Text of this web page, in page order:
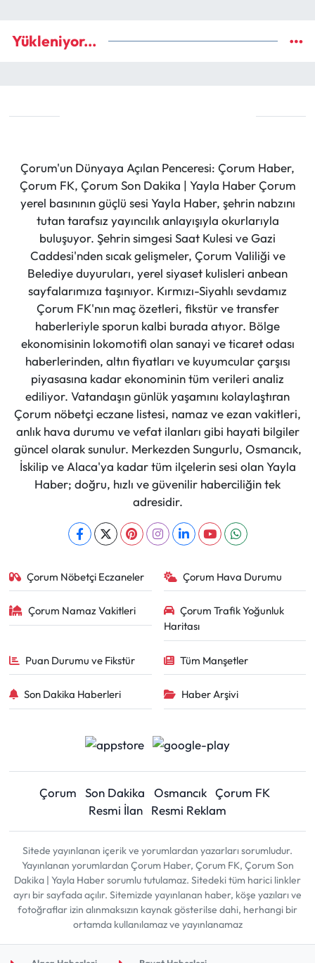
Yükleniyor...
Çorum'un Dünyaya Açılan Penceresi: Çorum Haber,
Çorum FK, Çorum Son Dakika | Yayla Haber Çorum
yerel basınının güçlü sesi Yayla Haber, şehrin nabzını
tutan tarafsız yayıncılık anlayışıyla okurlarıyla
buluşuyor. Şehrin simgesi Saat Kulesi ve Gazi
Caddesi'nden sıcak gelişmeler, Çorum Valiliği ve
Belediye duyuruları, yerel siyaset kulisleri anbean
sayfalarımıza taşınıyor. Kırmızı-Siyahlı sevdamız
Çorum FK'nın maç özetleri, fikstür ve transfer
haberleriyle sporun kalbi burada atıyor. Bölge
ekonomisinin lokomotifi olan sanayi ve ticaret odası
haberlerinden, altın fiyatları ve kuyumcular çarşısı
piyasasına kadar ekonominin tüm verileri analiz
ediliyor. Vatandaşın günlük yaşamını kolaylaştıran
Çorum nöbetçi eczane listesi, namaz ve ezan vakitleri,
anlık hava durumu ve vefat ilanları gibi hayati bilgiler
güncel olarak sunulur. Merkezden Sungurlu, Osmancık,
İskilip ve Alaca'ya kadar tüm ilçelerin sesi olan Yayla
Haber; doğru, hızlı ve güvenilir haberciliğin tek
adresidir.
Çorum Nöbetçi Eczaneler Çorum Hava Durumu
Çorum Namaz Vakitleri
Çorum Trafik Yoğunluk
Haritası
Puan Durumu ve Fikstür Tüm Manşetler
Son Dakika Haberleri Haber Arşivi
Çorum Son Dakika Osmancık Çorum FK
Resmi İlan
Resmi Reklam
Sitede yayınlanan içerik ve yorumlardan yazarları sorumludur.
Yayınlanan yorumlardan Çorum Haber, Çorum FK, Çorum Son
Dakika | Yayla Haber sorumlu tutulamaz. Sitedeki tüm harici linkler
ayrı bir sayfada açılır. Sitemizde yayınlanan haber, köşe yazıları ve
fotoğraflar izin alınmaksızın kaynak gösterilse dahi, herhangi bir
ortamda kullanılamaz ve yayınlanamaz